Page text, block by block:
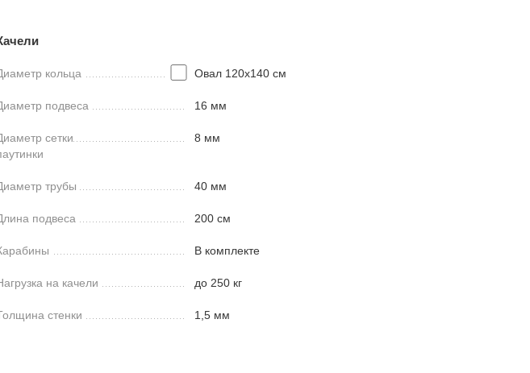
кольца Овал 120x140 см
подвеса 16 мм
сетки
8 мм
трубы 40 мм
подвеса 200 см
В комплекте
на качели до 250 кг
стенки 1,5 мм